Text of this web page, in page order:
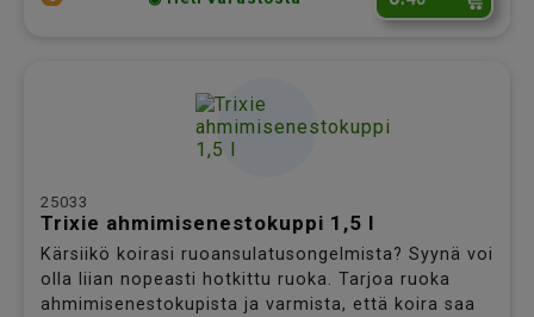
25033
Trixie ahmimisenestokuppi 1,5 l
Kärsiikö koirasi ruoansulatusongelmista? Syynä voi
olla liian nopeasti hotkittu ruoka. Tarjoa ruoka
ahmimisenestokupista ja varmista, että koira saa